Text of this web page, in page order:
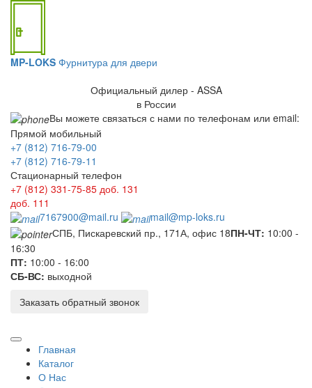
MP-LOKS Фурнитура для двери
Официальный дилер - ASSA
в России
Вы можете связаться с нами по телефонам или email:
Прямой мобильный
+7 (812) 716-79-00
+7 (812) 716-79-11
Стационарный телефон
+7 (812) 331-75-85 доб. 131
доб. 111
7167900@mail.ru
mail@mp-loks.ru
СПБ, Пискаревский пр., 171А, офис 18ПН-ЧТ: 10:00 -
16:30
ПТ: 10:00 - 16:00
СБ-ВС: выходной
Заказать обратный звонок
Главная
Каталог
О Нас